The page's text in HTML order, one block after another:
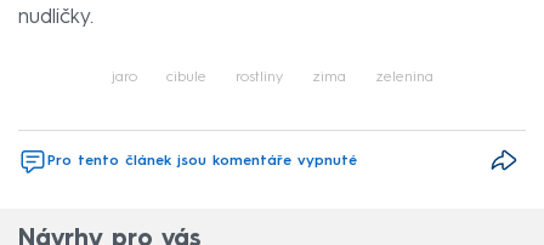
nudličky.
jaro cibule rostliny zima zelenina
Pro tento článek jsou komentáře vypnuté